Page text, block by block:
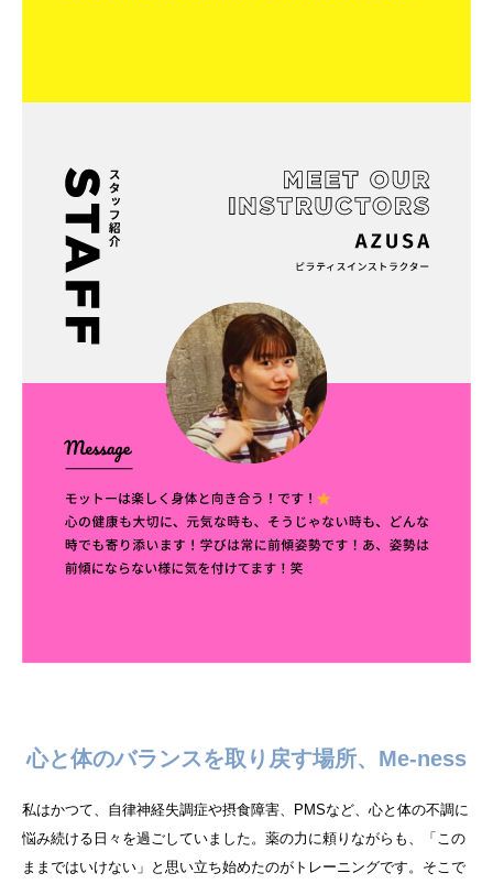
心と体のバランスを取り戻す場所、Me-ness
私はかつて、自律神経失調症や摂食障害、PMSなど、心と体の不調に
悩み続ける日々を過ごしていました。薬の力に頼りながらも、「この
ままではいけない」と思い立ち始めたのがトレーニングです。そこで